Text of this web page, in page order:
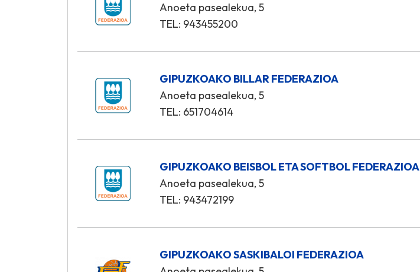
Anoeta pasealekua, 5
TEL: 943455200
GIPUZKOAKO BILLAR FEDERAZIOA
Anoeta pasealekua, 5
TEL: 651704614
GIPUZKOAKO BEISBOL ETA SOFTBOL FEDERAZIOA
Anoeta pasealekua, 5
TEL: 943472199
GIPUZKOAKO SASKIBALOI FEDERAZIOA